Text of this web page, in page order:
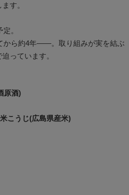
す。
。
から約4年――。取り組みが実を結ぶ
っています。
原酒)
こうじ(広島県産米)